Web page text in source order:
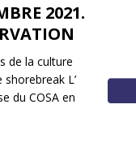
2021.
de la culture
L’
du COSA en